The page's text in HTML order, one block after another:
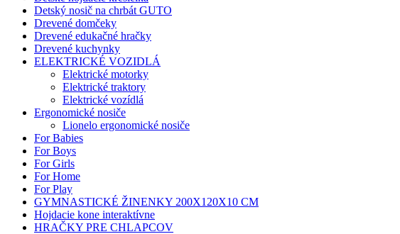
Detský nosič na chrbát GUTO
Drevené domčeky
Drevené edukačné hračky
Drevené kuchynky
ELEKTRICKÉ VOZIDLÁ
Elektrické motorky
Elektrické traktory
Elektrické vozídlá
Ergonomické nosiče
Lionelo ergonomické nosiče
For Babies
For Boys
For Girls
For Home
For Play
GYMNASTICKÉ ŽINENKY 200X120X10 CM
Hojdacie kone interaktívne
HRAČKY PRE CHLAPCOV